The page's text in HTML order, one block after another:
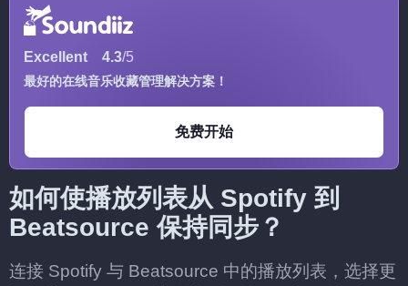
Excellent 4.3/5
最好的在线音乐收藏管理解决方案！
免费开始
如何使播放列表从 Spotify 到
Beatsource 保持同步？
连接 Spotify 与 Beatsource 中的播放列表，选择更